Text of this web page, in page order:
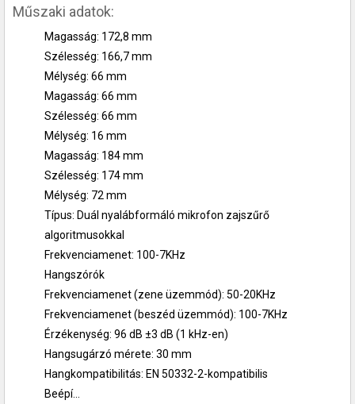
Műszaki adatok:
Magasság: 172,8 mm
Szélesség: 166,7 mm
Mélység: 66 mm
Magasság: 66 mm
Szélesség: 66 mm
Mélység: 16 mm
Magasság: 184 mm
Szélesség: 174 mm
Mélység: 72 mm
Típus: Duál nyalábformáló mikrofon zajszűrő
algoritmusokkal
Frekvenciamenet: 100-7KHz
Hangszórók
Frekvenciamenet (zene üzemmód): 50-20KHz
Frekvenciamenet (beszéd üzemmód): 100-7KHz
Érzékenység: 96 dB ±3 dB (1 kHz-en)
Hangsugárzó mérete: 30 mm
Hangkompatibilitás: EN 50332-2-kompatibilis
Beépí...